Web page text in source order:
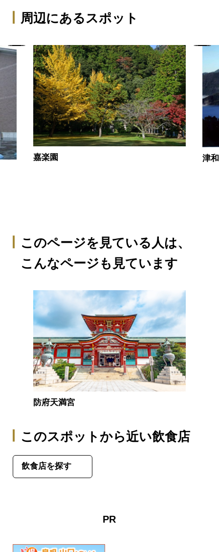
周辺にあるスポット
嘉楽園 津
このページを見ている人は、
こんなページも見ています
防府天満宮
このスポットから近い飲食店
飲食店を探す
PR